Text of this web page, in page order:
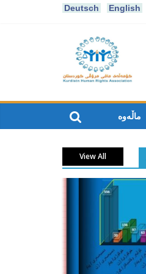
Deutsch English
كۆمه‌ڵه‌ی
مافی
مرۆڤی
کوردستان
ماڵەوە
View All